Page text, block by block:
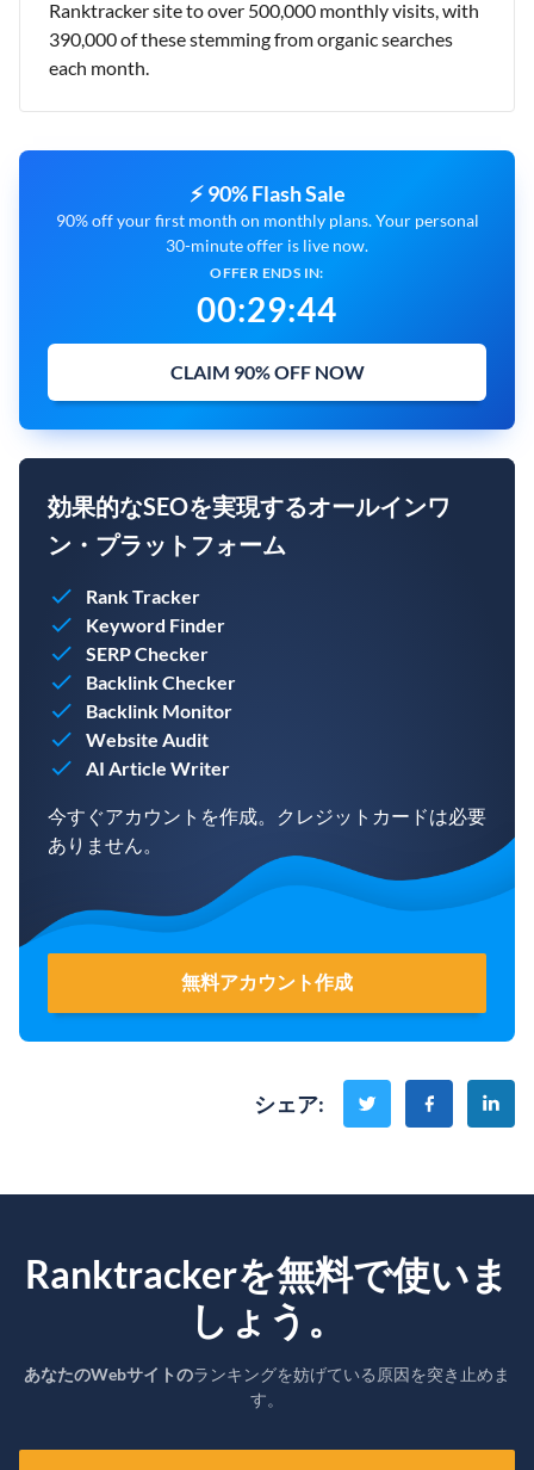
Ranktracker site to over 500,000 monthly visits, with
390,000 of these stemming from organic searches
each month.
⚡ 90% Flash Sale
90% off your first month on monthly plans. Your personal
30-minute offer is live now.
OFFER ENDS IN:
00:29:43
CLAIM 90% OFF NOW
効果的なSEOを実現するオールインワ
ン・プラットフォーム
Rank Tracker
Keyword Finder
SERP Checker
Backlink Checker
Backlink Monitor
Website Audit
AI Article Writer
今すぐアカウントを作成。クレジットカードは必要
ありません。
無料アカウント作成
シェア:
Ranktrackerを無料で使いま
しょう。
あなたのWebサイトのランキングを妨げている原因を突き止めま
す。